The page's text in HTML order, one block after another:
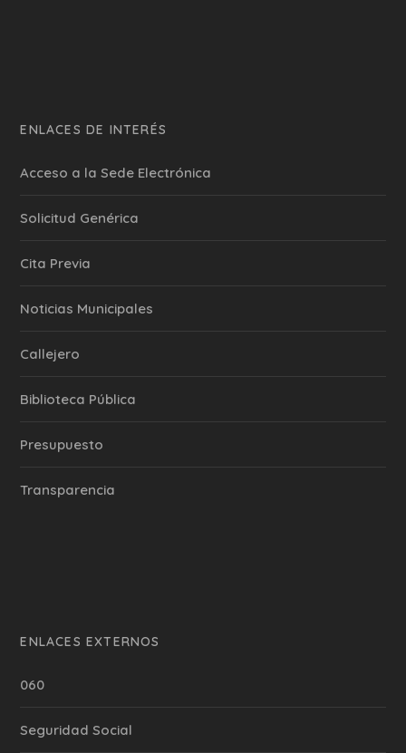
ENLACES DE INTERÉS
Acceso a la Sede Electrónica
Solicitud Genérica
Cita Previa
‎Noticias Municipales
Callejero
Biblioteca Pública
Presupuesto
Transparencia
ENLACES EXTERNOS
060
Seguridad Social